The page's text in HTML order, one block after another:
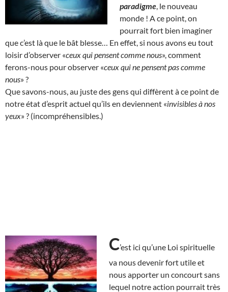
paradigme , le nouveau
monde ! A ce point, on
pourrait fort bien imaginer
que c’est là que le bât blesse… En effet, si nous avons eu tout
loisir d’observer «ceux qui pensent comme nous», comment
ferons-nous pour observer «ceux qui ne pensent pas comme
nous» ?
Que savons-nous, au juste des gens qui diffèrent à ce point de
notre état d’esprit actuel qu’ils en deviennent «invisibles à nos
yeux» ? (incompréhensibles.)
C’est ici qu’une Loi spirituelle
va nous devenir fort utile et
nous apporter un concourt sans
lequel notre action pourrait très